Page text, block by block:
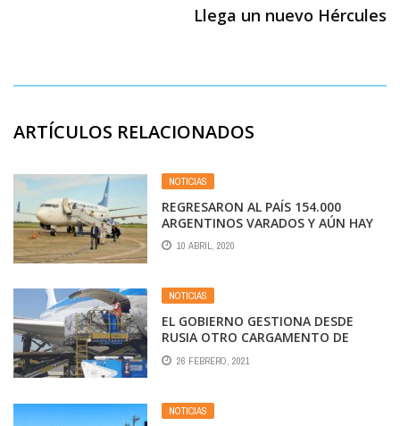
Llega un nuevo Hércules
ARTÍCULOS RELACIONADOS
NOTICIAS
REGRESARON AL PAÍS 154.000
ARGENTINOS VARADOS Y AÚN HAY
10.000 QUE ESPERAN PODER VOLVER
10 ABRIL, 2020
NOTICIAS
EL GOBIERNO GESTIONA DESDE
RUSIA OTRO CARGAMENTO DE
SPUTNIK V
26 FEBRERO, 2021
NOTICIAS